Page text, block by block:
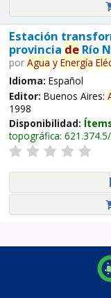
Estación
provincia deRío
por Agua y Energía
Idioma: Español
Editor: Buenos Aires:
1998
Disponibilidad:
topográfica: